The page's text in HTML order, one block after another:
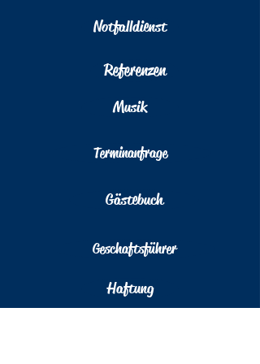
Notfalldienst
Referenzen
Musik
Terminanfrage
Gästebuch
Geschaftsführer
Haftung